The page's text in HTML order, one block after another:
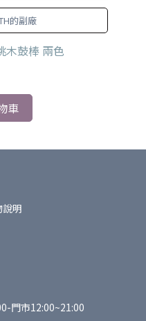
的副廠
木鼓棒 兩色
車
說明
門市12:00~21:00